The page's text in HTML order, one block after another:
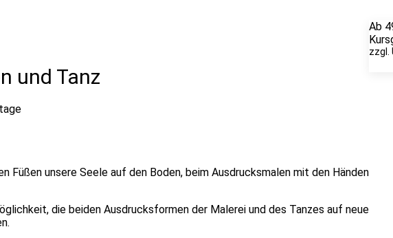
und Tanz
Füßen unsere Seele auf den Boden, beim Ausdrucksmalen mit den Händen
die beiden Ausdrucksformen der Malerei und des Tanzes auf neue
Ab
zzgl.